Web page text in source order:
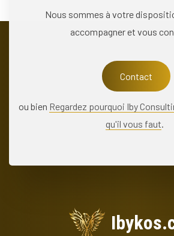
Nous sommes à votre
accompagner et vous
Contact
ou bien Regardez pourquoi Iby
qu'il vous faut.